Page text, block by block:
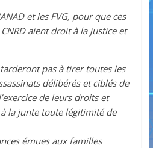
et les FVG, pour que ces
aient droit à la justice et
tarderont pas à tirer toutes les
délibérés et ciblés de
de leurs droits et
la junte toute légitimité de
émues aux familles